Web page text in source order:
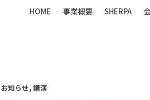
HOME 事業概要 SHERPA
お知らせ, 講演